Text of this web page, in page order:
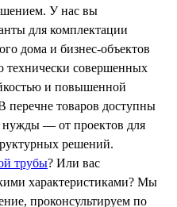
У нас вы
для комплектации
дома и бизнес-объектов
совершенных
и повышенной
перечне товаров доступны
— от проектов для
решений.
трубы? Или вас
характеристиками? Мы
проконсультируем по